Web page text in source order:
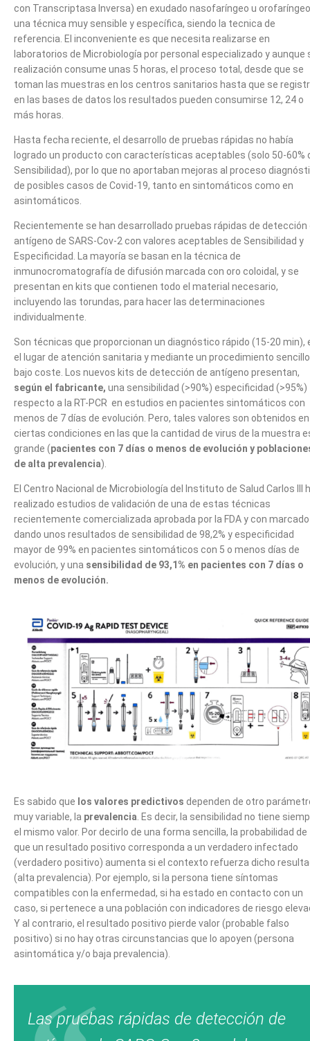
con Transcriptasa Inversa) en exudado nasofaríngeo u
una técnica muy sensible y específica, siendo la tecnica de
referencia. El inconveniente es que necesita realizarse en
laboratorios de Microbiología por personal especializado y aunque
realización consume unas 5 horas, el proceso total, desde que se
toman las muestras en los centros sanitarios hasta que se
en las bases de datos los resultados pueden consumirse 12, 24 o
más horas.
Hasta fecha reciente, el desarrollo de pruebas rápidas no había
logrado un producto con características aceptables (solo 50-60%
Sensibilidad), por lo que no aportaban mejoras al proceso
de posibles casos de Covid-19, tanto en sintomáticos como en
asintomáticos.
Recientemente se han desarrollado pruebas rápidas de detección
antígeno de SARS-Cov-2 con valores aceptables de Sensibilidad y
Especificidad. La mayoría se basan en la técnica de
inmunocromatografía de difusión marcada con oro coloidal, y se
presentan en kits que contienen todo el material necesario,
incluyendo las torundas, para hacer las determinaciones
individualmente.
Son técnicas que proporcionan un diagnóstico rápido (15-20 min),
el lugar de atención sanitaria y mediante un procedimiento
bajo coste. Los nuevos kits de detección de antígeno presentan,
según el fabricante, una sensibilidad (>90%) especificidad (>95%)
respecto a la RT-PCR en estudios en pacientes sintomáticos con
menos de 7 días de evolución. Pero, tales valores son obtenidos en
ciertas condiciones en las que la cantidad de virus de la muestra
grande (pacientes con 7 días o menos de evolución y
de alta prevalencia).
El Centro Nacional de Microbiología del Instituto de Salud Carlos III
realizado estudios de validación de una de estas técnicas
recientemente comercializada aprobada por la FDA y con marcado
dando unos resultados de sensibilidad de 98,2% y especificidad
mayor de 99% en pacientes sintomáticos con 5 o menos días de
evolución, y una sensibilidad de 93,1% en pacientes con 7 días o
menos de evolución.
Es sabido que los valores predictivos dependen de otro
muy variable, la prevalencia . Es decir, la sensibilidad no tiene
el mismo valor. Por decirlo de una forma sencilla, la probabilidad de
que un resultado positivo corresponda a un verdadero infectado
(verdadero positivo) aumenta si el contexto refuerza dicho
(alta prevalencia). Por ejemplo, si la persona tiene síntomas
compatibles con la enfermedad, si ha estado en contacto con un
caso, si pertenece a una población con indicadores de riesgo
Y al contrario, el resultado positivo pierde valor (probable falso
positivo) si no hay otras circunstancias que lo apoyen (persona
asintomática y/o baja prevalencia).
Las pruebas rápidas de detección de